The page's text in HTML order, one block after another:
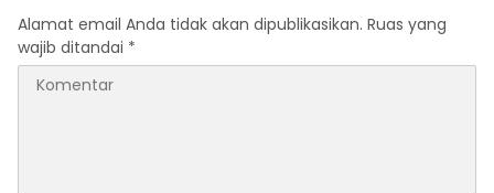
Oleh PT. HASTARI JAYA
SENTOSA
Alamat email Anda tidak akan dipublikasikan. Ruas yang
wajib ditandai *